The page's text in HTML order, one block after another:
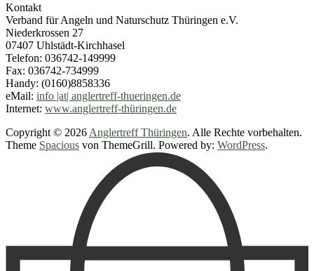
Kontakt
Verband für Angeln und Naturschutz Thüringen e.V.
Niederkrossen 27
07407 Uhlstädt-Kirchhasel
Telefon: 036742-149999
Fax: 036742-734999
Handy: (0160)8858336
eMail: info |at| anglertreff-thueringen.de
Internet: www.anglertreff-thüringen.de
Copyright © 2026 Anglertreff Thüringen. Alle Rechte vorbehalten.
Theme Spacious von ThemeGrill. Powered by: WordPress.